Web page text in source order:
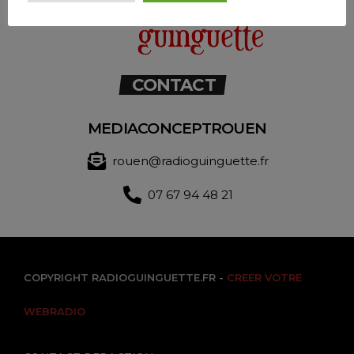
CONTACT
MEDIACONCEPTROUEN
rouen@radioguinguette.fr
07 67 94 48 21
COPYRIGHT RADIOGUINGUETTE.FR - CREER VOTRE
WEBRADIO